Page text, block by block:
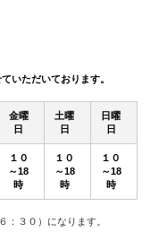
いただいております。
金曜
日
土曜
日
日曜
日
１０
～18
時
１０
～18
時
１０
～18
時
：３０）になります。